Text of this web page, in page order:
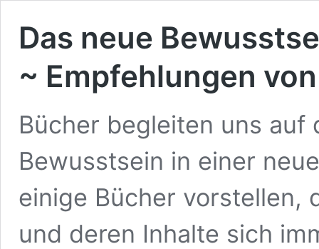
Das neue
~ Empfehlungen
Bücher begleiten uns auf
Bewusstsein in einer
einige Bücher vorstellen,
und deren Inhalte sich